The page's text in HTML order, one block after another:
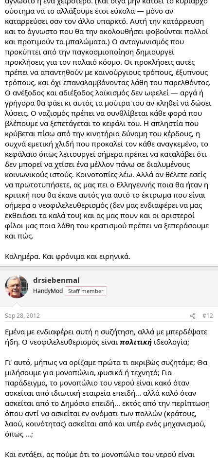
σύστημα να το αλλάξουμε έτσι εύκολα — μόνο αν
καταρρεύσει σαν τον άλλο υπαρκτό. Αυτή την κατάρρευση
και το άγνωστο που θα την ακολουθήσει φοβούνται πολλοί
και προτιμούν τα μπαλώματα.) Ο ανταγωνισμός που
προκύπτει από την παγκοσμιοποίηση δημιουργεί
προκλήσεις για τον παλαιό κόσμο. Οι προκλήσεις αυτές
πρέπει να απαντηθούν με καινούργιους τρόπους, έξυπνους
τρόπους, και όχι επαναλαμβάνοντας λάθη του παρελθόντος.
Ο ανέξοδος και αδιέξοδος λαϊκισμός δεν ωφελεί — αργά ή
γρήγορα θα φάει κι αυτός τα μούτρα του αν κληθεί να δώσει
λύσεις. Ο ναζισμός πρέπει να συνθλίβεται κάθε φορά που
βλέπουμε να ξεπετάγεται το κεφάλι του. Η απληστία που
κρύβεται πίσω από την κινητήρια δύναμη του κέρδους, η
συχνά εμετική χλιδή που προκαλεί τον κάθε αναγκεμένο, το
κεφάλαιο όπως λειτουργεί σήμερα πρέπει να καταλάβει ότι
δεν μπορεί να χτίσει ένα μέλλον πάνω σε διαλυμένους
κοινωνικούς ιστούς. Κοινοτοπίες λέω. Αλλά αν θέλετε εσείς
να πρωτοτυπήσετε, ας μας πει ο Ελληγεννής ποια θα ήταν η
κριτική που θα έκανε αυτός για αυτό το έκτρωμα που είναι
σήμερα ο νεοφιλελευθερισμός (δεν μας ενδιαφέρει να μας
εκθειάσει τα καλά του) και ας μας πουν και οι αριστεροί
φίλοι μας ποια λάθη του κρατισμού πρέπει να ξεπεράσουμε
και πώς.
Καλημέρα. Και φρόνιμα και ειρηνικά.
drsiebenmal
HandyMod Staff member
Sep 28, 2012 #12
Εμένα με ενδιαφέρει αυτή η συζήτηση, αλλά με μπερδέψατε
ήδη. Ο νεοφιλελευθερισμός είναι πολιτική ιδεολογία;
Γι' αυτό, μήπως να ορίζαμε πρώτα τι ακριβώς συζητάμε; Θα
μιλήσουμε για μονοπώλια, φυσικά ή τεχνητά; Για
παράδειγμα, το μονοπώλιο του νερού είναι κακό όταν
ασκείται από ιδιωτική εταιρεία επειδή... αλλά καλό όταν
ασκείται από το Δημόσιο επειδή... εκτός από την περίπτωση
όπου αντί να ασκείται εν ονόματι των πολλών (κράτους,
λαού, κοινότητας) ασκείται από και υπέρ ενός μηχανισμού,
όπως ...;
Και εντάξει, ας πούμε ότι το μονοπώλιο του νερού είναι